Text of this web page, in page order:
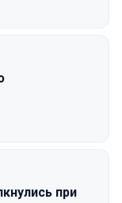
при